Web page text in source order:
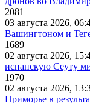
2081
03 августа 2026,
Вашингтоном и
1689
02 августа 2026,
испанскую Сеуту
1970
02 августа 2026,
Приморье в